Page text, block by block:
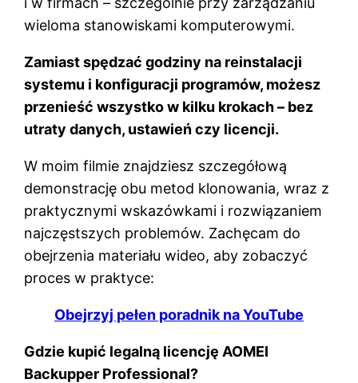
wieloma stanowiskami komputerowymi.
Zamiast spędzać godziny na reinstalacji
systemu i konfiguracji programów, możesz
przenieść wszystko w kilku krokach – bez
utraty danych, ustawień czy licencji.
W moim filmie znajdziesz szczegółową
demonstrację obu metod klonowania, wraz z
praktycznymi wskazówkami i rozwiązaniem
najczęstszych problemów. Zachęcam do
obejrzenia materiału wideo, aby zobaczyć
proces w praktyce:
Obejrzyj pełen poradnik na YouTube
Gdzie kupić legalną licencję AOMEI
Backupper Professional?